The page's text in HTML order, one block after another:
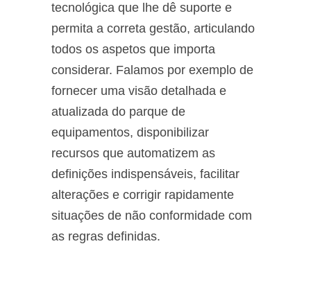
tecnológica que lhe dê suporte e
permita a correta gestão, articulando
todos os aspetos que importa
considerar. Falamos por exemplo de
fornecer uma visão detalhada e
atualizada do parque de
equipamentos, disponibilizar
recursos que automatizem as
definições indispensáveis, facilitar
alterações e corrigir rapidamente
situações de não conformidade com
as regras definidas.